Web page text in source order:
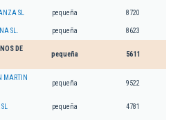
SL pequeña 8720
SL. pequeña 8623
DE
pequeña 5611
MARTIN
pequeña 9522
pequeña 4781